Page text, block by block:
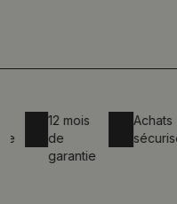
12 mois
garantie
Achats
sécurisés